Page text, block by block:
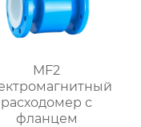
MF2
расходомер с
фланцем